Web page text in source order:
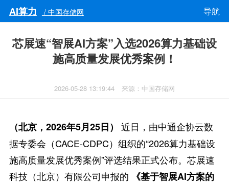
AI算力 / 中国存储网 导航
芯展速“智展AI方案”入选2026算力基础设
施高质量发展优秀案例！
2026-05-28 13:19:44 来源：中国存储网
（北京，2026年5月25日）
近日，由中通企协云数
据专委会（CACE-CDPC）组织的“2026算力基础设
施高质量发展优秀案例”评选结果正式公布。芯展速
科技（北京）有限公司申报的
《基于智展AI方案的